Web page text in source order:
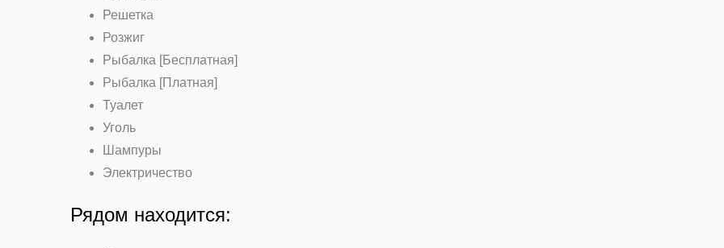
Решетка
Розжиг
Рыбалка [Бесплатная]
Рыбалка [Платная]
Туалет
Уголь
Шампуры
Электричество
Рядом находится: